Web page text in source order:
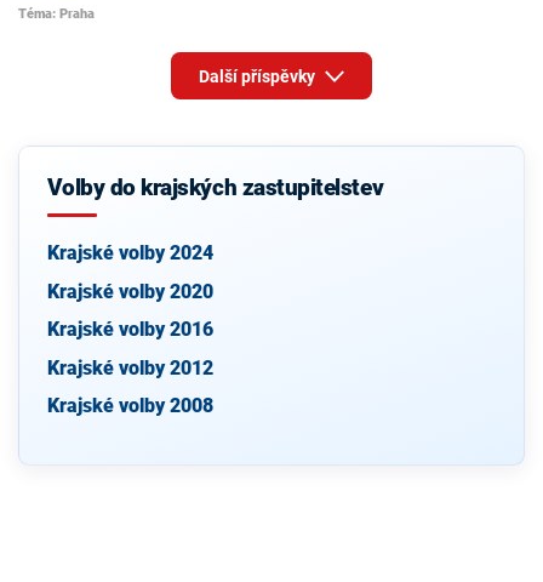
Téma: Praha
Další příspěvky
Volby do krajských zastupitelstev
Krajské volby 2024
Krajské volby 2020
Krajské volby 2016
Krajské volby 2012
Krajské volby 2008